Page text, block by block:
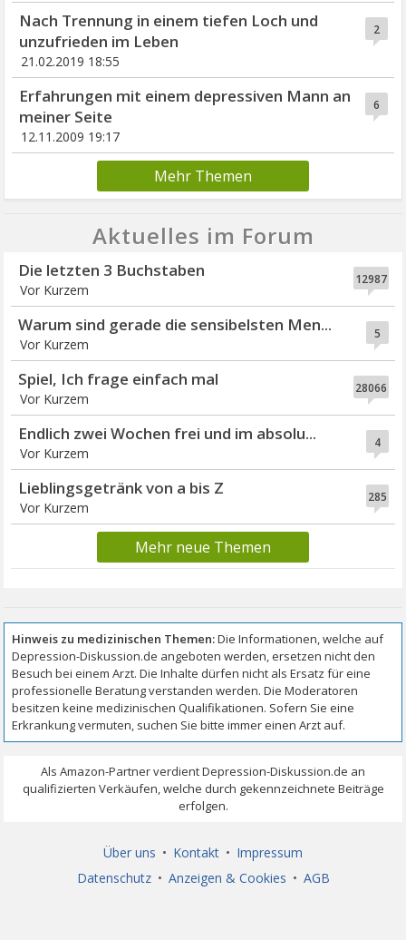
2
Nach Trennung in einem tiefen Loch und
unzufrieden im Leben
21.02.2019 18:55
6
Erfahrungen mit einem depressiven Mann an
meiner Seite
12.11.2009 19:17
Mehr Themen
Aktuelles im Forum
12987
Die letzten 3 Buchstaben
Vor Kurzem
5
Warum sind gerade die sensibelsten Men...
Vor Kurzem
28066
Spiel, Ich frage einfach mal
Vor Kurzem
4
Endlich zwei Wochen frei und im absolu...
Vor Kurzem
285
Lieblingsgetränk von a bis Z
Vor Kurzem
Mehr neue Themen
Über uns • Kontakt • Impressum
Datenschutz • Anzeigen & Cookies • AGB